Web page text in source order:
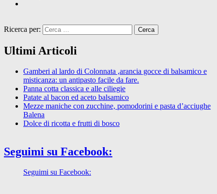
Ricerca per:
Ultimi Articoli
Gamberi al lardo di Colonnata ,arancia gocce di balsamico e
misticanza: un antipasto facile da fare.
Panna cotta classica e alle ciliegie
Patate al bacon ed aceto balsamico
Mezze maniche con zucchine, pomodorini e pasta d’acciughe
Balena
Dolce di ricotta e frutti di bosco
Seguimi su Facebook:
Seguimi su Facebook: